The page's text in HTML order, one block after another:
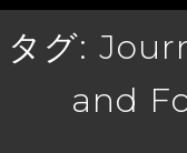
タグ:
and